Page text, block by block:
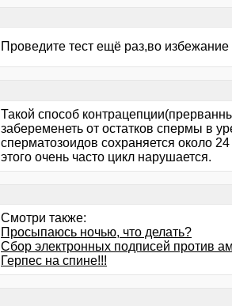
Проведите тест ещё раз,во избежание
Такой способ
забеременеть от остатков спермы в
сперматозоидов сохраняется около
этого очень часто цикл нарушается.
Смотри также:
Просыпаюсь ночью, что делать?
Сбор электронных подписей против
Герпес на спине!!!